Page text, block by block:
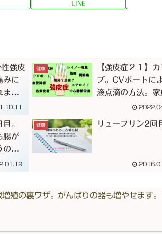
LINE
強皮
みに
まし
大変
健康
【強皮症２１】
プ。CVポートに
液点滴の方法。
に一人10回練習
。
腸が
ので
脈に
は中
健康 リュープリン2回
殖の裏ワザ。がんばりの器も増やせます